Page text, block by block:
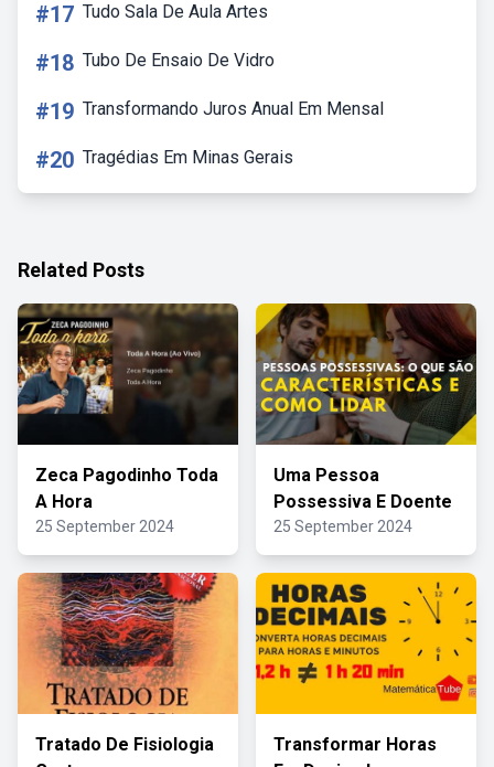
#17 Tudo Sala De Aula Artes
#18 Tubo De Ensaio De Vidro
#19 Transformando Juros Anual Em Mensal
#20 Tragédias Em Minas Gerais
Related Posts
Zeca Pagodinho Toda
A Hora
25 September 2024
Uma Pessoa
Possessiva E Doente
25 September 2024
Tratado De Fisiologia
Transformar Horas